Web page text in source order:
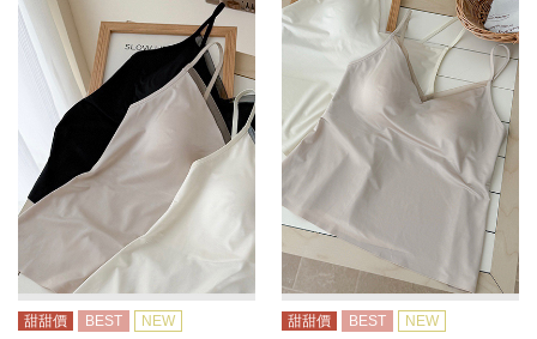
甜甜價 BEST NEW 甜甜價 BEST NEW